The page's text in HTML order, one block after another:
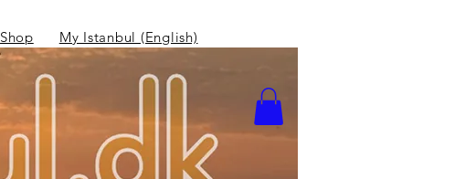
Shop My Istanbul (English)